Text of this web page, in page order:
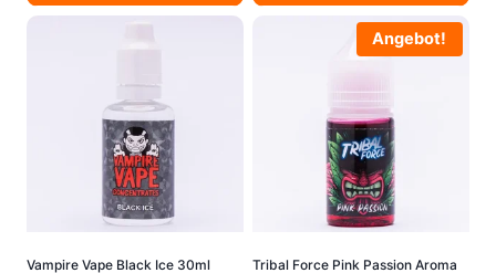
Menge
30ml
Menge
Vampire Vape Black Ice 30ml
Angebot!
Tribal Force Pink Passion Aroma